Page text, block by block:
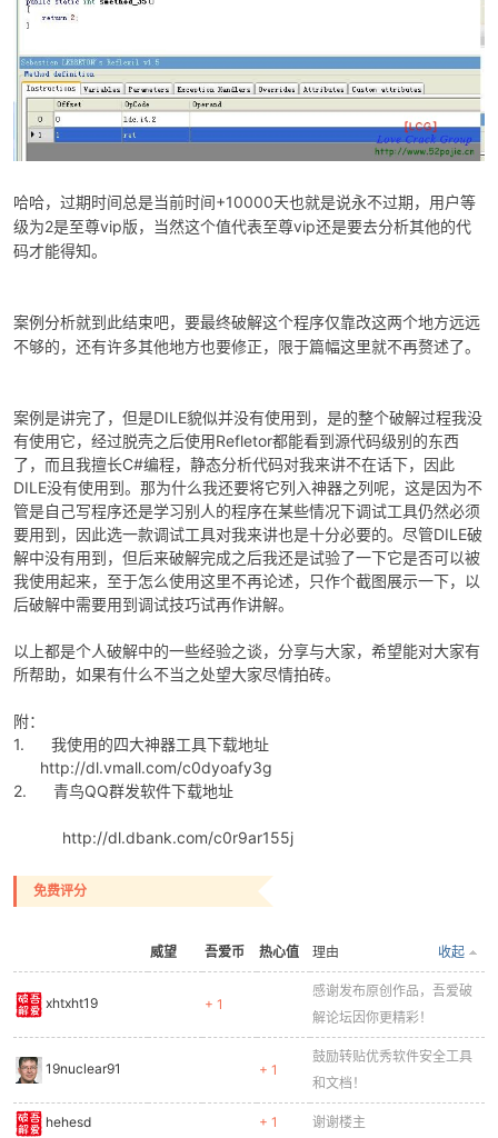
哈哈，过期时间总是当前时间 +10000天也就是说永不过期，用户等
级为2是至尊vip版，当然这个值代表至尊vip还是要去分析其他的代
码才能得知。
案例分析就到此结束吧，要最终破解这个程序仅靠改这两个地方远远
不够的，还有许多其他地方也要修正，限于篇幅这里就不再赘述了。
案例是讲完了，但是DILE貌似并没有使用到，是的整个破解过程我没
有使用它，经过脱壳之后使用Refletor都能看到源代码级别的东西
了，而且我擅长C#编程，静态分析代码对我来讲不在话下，因此
DILE没有使用到。那为什么我还要将它列入神器之列呢，这是因为不
管是自己写程序还是学习别人的程序在某些情况下调试工具仍然必须
要用到，因此选一款调试工具对我来讲也是十分必要的。尽管DILE破
解中没有用到，但后来破解完成之后我还是试验了一下它是否可以被
我使用起来，至于怎么使用这里不再论述，只作个截图展示一下，以
后破解中需要用到调试技巧试再作讲解。
以上都是个人破解中的一些经验之谈，分享与大家，希望能对大家有
所帮助，如果有什么不当之处望大家尽情拍砖。
附：
1. 我使用的四大神器工具下载地址
http://dl.vmall.com/c0dyoafy3g
2. 青鸟QQ群发软件下载地址
http://dl.dbank.com/c0r9ar155j
免费评分
威望 吾爱币 热心值 收起
理由
xhtxht19 + 1
感谢发布原创作品，吾爱破
解论坛因你更精彩！
19nuclear91 + 1
鼓励转贴优秀软件安全工具
和文档！
hehesd + 1 谢谢楼主